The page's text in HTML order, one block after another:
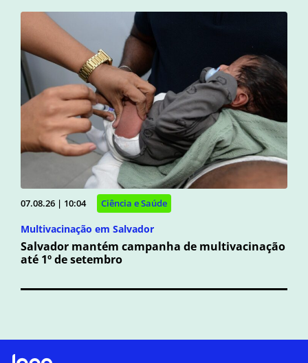
07.08.26 | 10:04 Ciência e Saúde
Multivacinação em Salvador
Salvador mantém campanha de multivacinação
até 1º de setembro